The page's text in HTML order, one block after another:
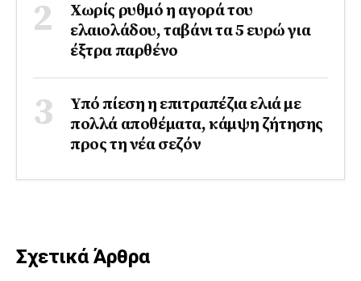
Χωρίς ρυθμό η αγορά του
ελαιολάδου, ταβάνι τα 5 ευρώ για
έξτρα παρθένο
Υπό πίεση η επιτραπέζια ελιά με
πολλά αποθέματα, κάμψη ζήτησης
προς τη νέα σεζόν
Σχετικά Άρθρα